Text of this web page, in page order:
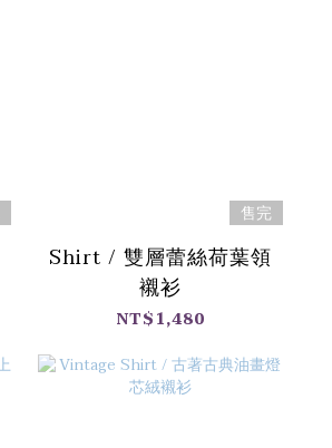
售完
Shirt / 雙層蕾絲荷葉領
襯衫
NT$1,480